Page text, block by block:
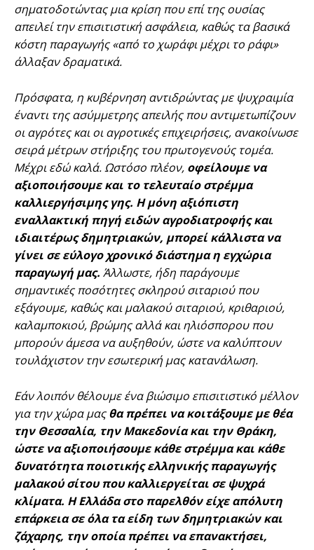
σηματοδοτώντας μια κρίση που επί της ουσίας
απειλεί την επισιτιστική ασφάλεια, καθώς τα βασικά
κόστη παραγωγής «από το χωράφι μέχρι το ράφι»
άλλαξαν δραματικά.
Πρόσφατα, η κυβέρνηση αντιδρώντας με ψυχραιμία
έναντι της ασύμμετρης απειλής που αντιμετωπίζουν
οι αγρότες και οι αγροτικές επιχειρήσεις, ανακοίνωσε
σειρά μέτρων στήριξης του πρωτογενούς τομέα.
Μέχρι εδώ καλά. Ωστόσο πλέον, οφείλουμε να
αξιοποιήσουμε και το τελευταίο στρέμμα
καλλιεργήσιμης γης. Η μόνη αξιόπιστη
εναλλακτική πηγή ειδών αγροδιατροφής και
ιδιαιτέρως δημητριακών, μπορεί κάλλιστα να
γίνει σε εύλογο χρονικό διάστημα η εγχώρια
παραγωγή μας. Άλλωστε, ήδη παράγουμε
σημαντικές ποσότητες σκληρού σιταριού που
εξάγουμε, καθώς και μαλακού σιταριού, κριθαριού,
καλαμποκιού, βρώμης αλλά και ηλιόσπορου που
μπορούν άμεσα να αυξηθούν, ώστε να καλύπτουν
τουλάχιστον την εσωτερική μας κατανάλωση.
Εάν λοιπόν θέλουμε ένα βιώσιμο επισιτιστικό μέλλον
για την χώρα μαςθα πρέπει να κοιτάξουμε με θέα
την Θεσσαλία, την Μακεδονία και την Θράκη,
ώστε να αξιοποιήσουμε κάθε στρέμμα και κάθε
δυνατότητα ποιοτικής ελληνικής παραγωγής
μαλακού σίτου που καλλιεργείται σε ψυχρά
κλίματα. Η Ελλάδα στο παρελθόν είχε απόλυτη
επάρκεια σε όλα τα είδη των δημητριακών και
ζάχαρης, την οποία πρέπει να επανακτήσει,